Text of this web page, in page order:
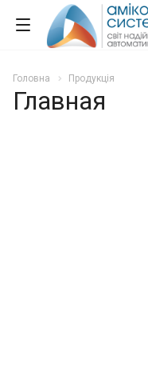
Головна Продукція
Главная